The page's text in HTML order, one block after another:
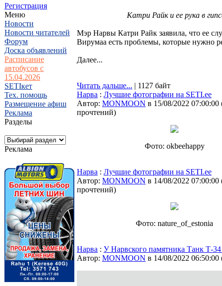
Регистрация
Меню
Новости
Новости читателей
Форум
Доска объявлений
Расписание
автобусов с
15.04.2026
SETIкет
Тех. помощь
Размещение афиш
Реклама
Разделы
Реклама
Катри Райк и ее рука в
Мэр Нарвы Катри Райк заявила, что ее
Вирумаа есть проблемы, которые нужно
Далее...
Читать дальше... | 1127 байт
Нарва : Лучшие фотографии на SETI.ee
Автор: MONMOON в 15/08/2022 07:00:00
прочтений)
Фото: okbeehappy
Нарва : Лучшие фотографии на SETI.ee
Автор: MONMOON в 14/08/2022 07:00:00
прочтений)
Фото: nature_of_estonia
Нарва : У Нарвского памятника Танк Т-
Автор: MONMOON в 14/08/2022 06:50:00